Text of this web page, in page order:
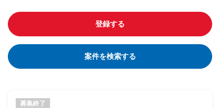
登録する
案件を検索する
募集終了